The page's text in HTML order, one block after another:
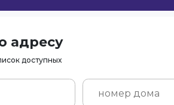
адресу
доступных